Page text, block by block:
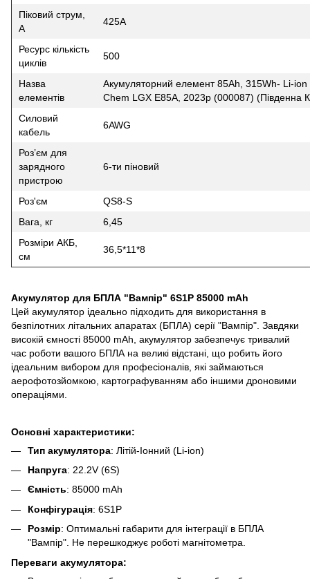
Піковий струм,
A
425A
Ресурс кількість
циклів
500
Назва
елементів
Акумуляторний елемент 85Ah, 315Wh- Li-ion
Chem LGX E85A, 2023р (000087) (Південна
Силовий
кабель
6AWG
Роз’єм для
зарядного
пристрою
6-ти піновий
Роз'єм
QS8-S
Вага, кг
6,45
Розміри АКБ,
см
36,5*11*8
Акумулятор для БПЛА "Вампір" 6S1P 85000 mAh
Цей акумулятор ідеально підходить для використання в
безпілотних літальних апаратах (БПЛА) серії "Вампір". Завдяки
високій ємності 85000 mAh, акумулятор забезпечує тривалий
час роботи вашого БПЛА на великі відстані, що робить його
ідеальним вибором для професіоналів, які займаються
аерофотозйомкою, картографуванням або іншими дроновими
операціями.
Основні характеристики:
Тип акумулятора: Літій-Іонний (Li-ion)
Напруга: 22.2V (6S)
Ємність: 85000 mAh
Конфігурація: 6S1P
Розмір: Оптимальні габарити для інтеграції в БПЛА
"Вампір". Не перешкоджує роботі магнітометра.
Переваги акумулятора: